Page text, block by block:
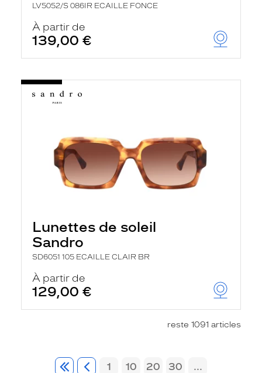
LV5052/S 086IR ECAILLE FONCE
À partir de
139,00 €
Lunettes de soleil
Sandro
SD6051 105 ECAILLE CLAIR BR
À partir de
129,00 €
reste 1091 articles
1 10 20 30
...